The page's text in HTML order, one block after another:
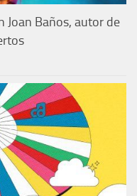
Joan Baños, autor de